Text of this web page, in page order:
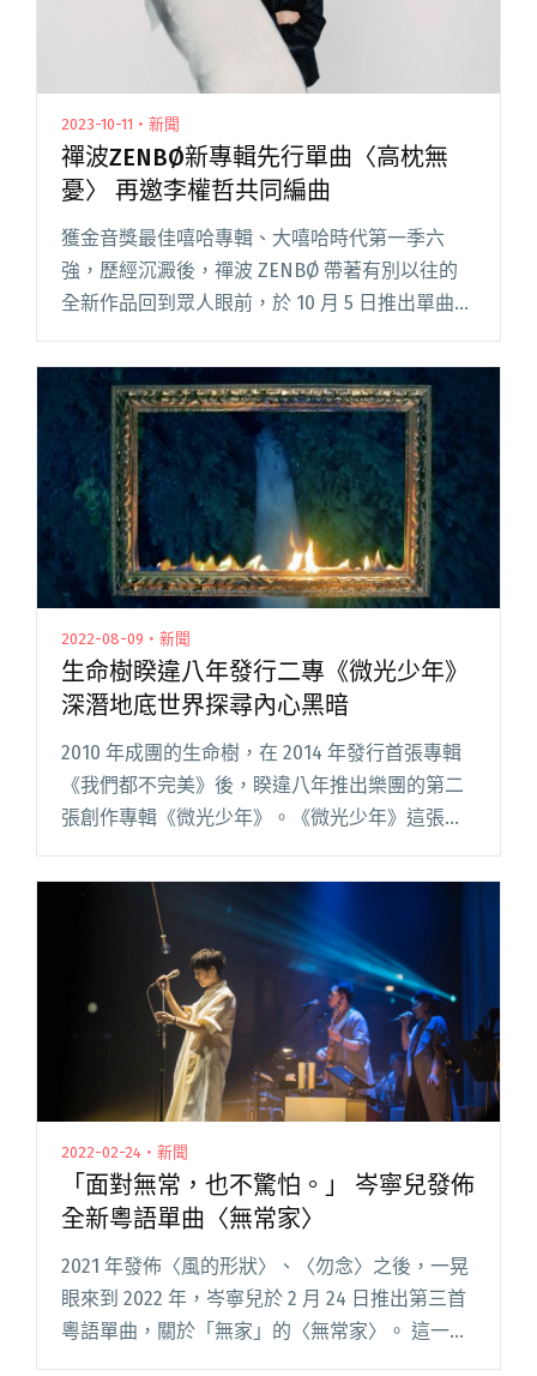
2023-10-11・新聞
禪波ZENBØ新專輯先行單曲〈高枕無
憂〉 再邀李權哲共同編曲
獲金音獎最佳嘻哈專輯、大嘻哈時代第一季六
強，歷經沉澱後，禪波 ZENBØ 帶著有別以往的
全新作品回到眾人眼前，於 10 月 5 日推出單曲
〈高枕無憂〉講述失眠狀態、捕捉失眠者在夜晚
經歷的情感和煩惱，「因為失眠，才會想要高枕
無憂吧？很多情緒其閱讀全文 "禪波ZENBØ新專
輯先行單曲〈高枕無憂〉 再邀李權哲共同編曲"
2022-08-09・新聞
生命樹睽違八年發行二專《微光少年》
深潛地底世界探尋內心黑暗
2010 年成團的生命樹，在 2014 年發行首張專輯
《我們都不完美》後，睽違八年推出樂團的第二
張創作專輯《微光少年》。《微光少年》這張專
無虛飾，全力以赴傳達樂團精神訊息的概念作
品，專輯以「Agne閱讀全文 "生命樹睽違八年發
行二專《微光少年》 深潛地底世界探尋內心黑
2022-02-24・新聞
「面對無常，也不驚怕。」 岑寧兒發佈
全新粵語單曲〈無常家〉
2021 年發佈〈風的形狀〉、〈勿念〉之後，一晃
眼來到 2022 年，岑寧兒於 2 月 24 日推出第三首
粵語單曲，關於「無家」的〈無常家〉。 這一
次，音樂製作團隊換成了製作人于逸堯、作曲人